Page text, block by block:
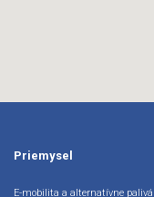
Priemysel
E-mobilita a alternatívne palivá